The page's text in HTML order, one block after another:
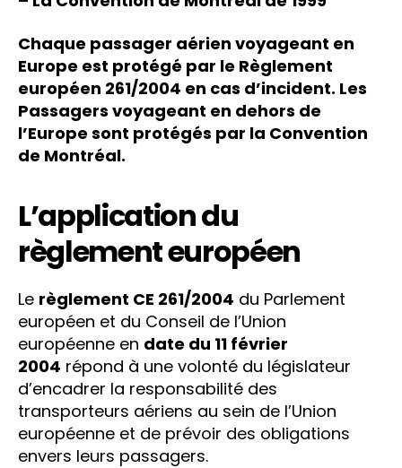
Chaque passager aérien voyageant en
Europe est protégé par le Règlement
européen 261/2004 en cas d’incident. Les
Passagers voyageant en dehors de
l’Europe sont protégés par la Convention
de Montréal.
L’application du
règlement européen
Le règlement CE 261/2004 du Parlement
européen et du Conseil de l’Union
européenne en date du 11 février
2004 répond à une volonté du législateur
d’encadrer la responsabilité des
transporteurs aériens au sein de l’Union
européenne et de prévoir des obligations
envers leurs passagers.